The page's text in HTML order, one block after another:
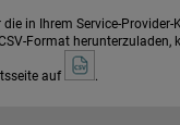
in Ihrem Service-
Format herunterzuladen,
auf .